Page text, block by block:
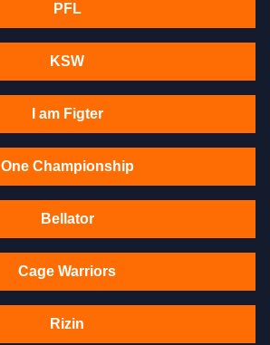
PFL
KSW
I am Figter
One Championship
Bellator
Cage Warriors
Rizin